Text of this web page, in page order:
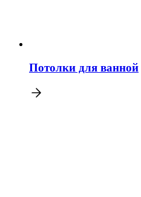
Потолки для ванной